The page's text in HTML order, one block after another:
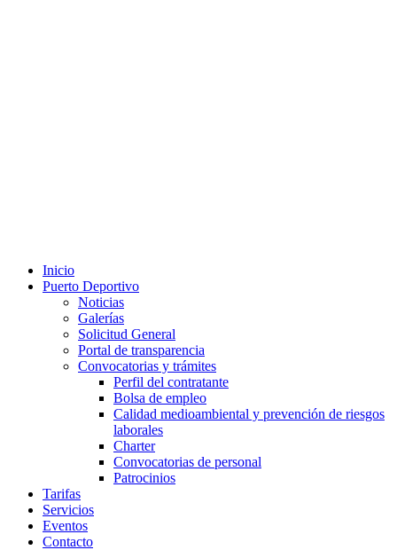
Inicio
Puerto Deportivo
Noticias
Galerías
Solicitud General
Portal de transparencia
Convocatorias y trámites
Perfil del contratante
Bolsa de empleo
Calidad medioambiental y prevención de riesgos
laborales
Charter
Convocatorias de personal
Patrocinios
Tarifas
Servicios
Eventos
Contacto